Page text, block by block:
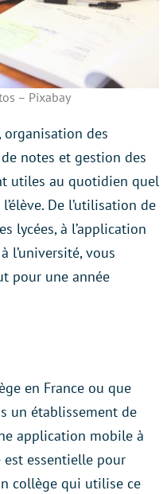
– Pixabay
organisation des
notes et gestion des
utiles au quotidien quel
De l’utilisation de
lycées, à l’application
l’université, vous
pour une année
en France ou que
un établissement de
application mobile à
est essentielle pour
collège qui utilise ce